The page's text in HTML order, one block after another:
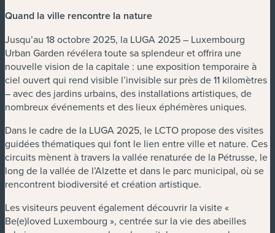
Quand la ville rencontre la nature
Jusqu’au 18 octobre 2025, la LUGA 2025 – Luxembourg
Urban Garden révélera toute sa splendeur et offrira une
nouvelle vision de la capitale : une exposition temporaire à
ciel ouvert qui rend visible l’invisible sur près de 11 kilomètres
– avec des jardins urbains, des installations artistiques, de
nombreux événements et des lieux éphémères uniques.
Dans le cadre de la LUGA 2025, le LCTO propose des visites
guidées thématiques qui font le lien entre ville et nature. Ces
circuits mènent à travers la vallée renaturée de la Pétrusse, le
long de la vallée de l’Alzette et dans le parc municipal, où se
rencontrent biodiversité et création artistique.
Les visiteurs peuvent également découvrir la visite «
Be(e)loved Luxembourg », centrée sur la vie des abeilles